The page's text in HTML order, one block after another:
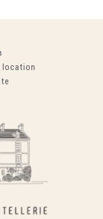
location